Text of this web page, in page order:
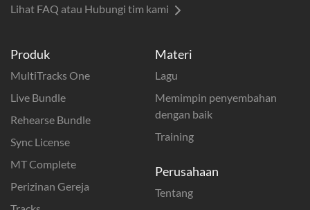
Produk
MultiTracks One
Live Bundle
Rehearse Bundle
Sync License
MT Complete
Perizinan Gereja
Materi
Lagu
Memimpin penyembahan
dengan baik
Training
Perusahaan
Tentang
Lihat FAQ atau Hubungi tim kami